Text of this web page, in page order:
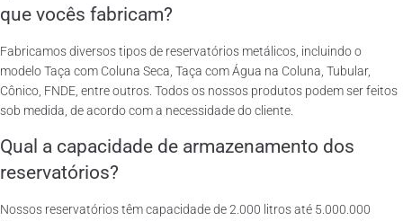
que vocês fabricam?
Fabricamos diversos tipos de reservatórios metálicos, incluindo o
modelo Taça com Coluna Seca, Taça com Água na Coluna, Tubular,
Cônico, FNDE, entre outros. Todos os nossos produtos podem ser feitos
sob medida, de acordo com a necessidade do cliente.
Qual a capacidade de armazenamento dos
reservatórios?
Nossos reservatórios têm capacidade de 2.000 litros até 5.000.000